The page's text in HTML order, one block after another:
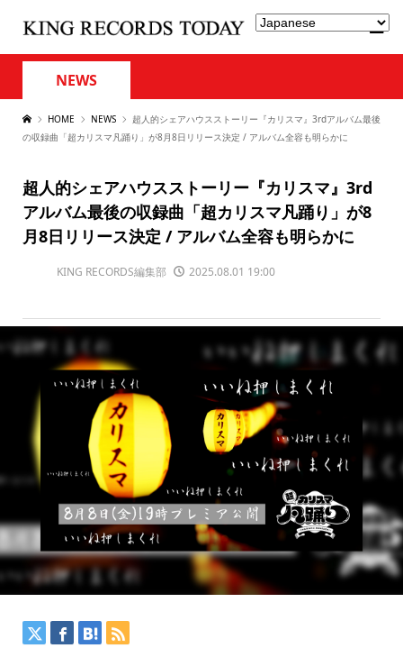
NEWS
HOME NEWS
超人的シェアハウスストーリー『カリスマ』3rdアルバム最後
の収録曲「超カリスマ凡踊り」が8月8日リリース決定 / アルバム全容も明らかに
超人的シェアハウスストーリー『カリスマ』3rd
アルバム最後の収録曲「超カリスマ凡踊り」が8
月8日リリース決定 / アルバム全容も明らかに
KING RECORDS編集部 2025.08.01 19:00